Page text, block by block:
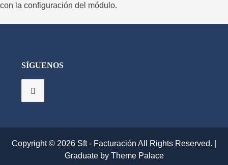
con la configuración del módulo.
SÍGUENOS
Copyright © 2026 Sft - Facturación All Rights Reserved.
Graduate by Theme Palace